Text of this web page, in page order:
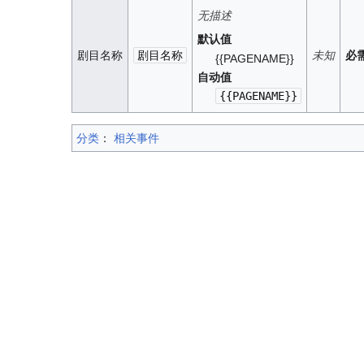
剧目名称 剧目名称
无描述
默认值
{{PAGENAME}}
自动值
{{PAGENAME}}
未知 必
分类 ：​ 相关事件